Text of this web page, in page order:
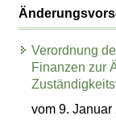
Verordnung
Finanzen zur
vom 9.